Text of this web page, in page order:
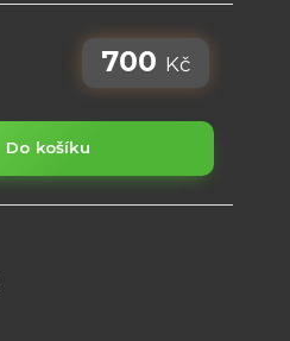
700 Kč
Do košíku